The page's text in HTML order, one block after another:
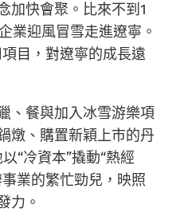
加快會聚。比來不到1
業迎風冒雪走進遼寧。
目，對遼寧的成長遠
、餐與加入冰雪游樂項
燉、購置新穎上市的丹
“冷資本”撬動“熱經
業的繁忙勁兒，映照
力。